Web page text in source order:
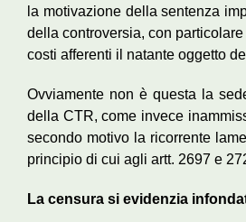
la motivazione della sentenza
della controversia, con
costi afferenti il natante oggetto
Ovviamente non è questa la
della CTR, come invece
secondo motivo la ricorrente
principio di cui agli artt. 2697 e
La censura si evidenzia